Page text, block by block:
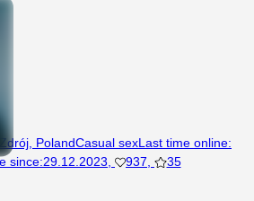
PolandCasual sexLast time online:
since:29.12.2023 937
35